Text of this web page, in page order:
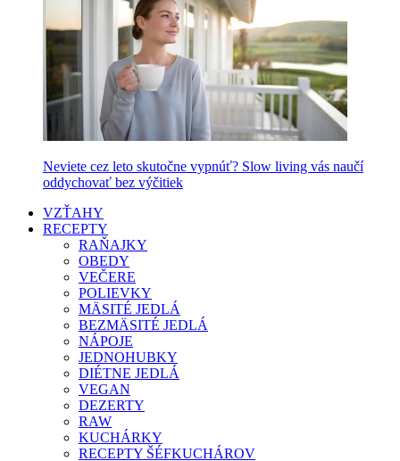
Neviete cez leto skutočne vypnúť? Slow living vás naučí
oddychovať bez výčitiek
VZŤAHY
RECEPTY
RAŇAJKY
OBEDY
VEČERE
POLIEVKY
MÄSITÉ JEDLÁ
BEZMÄSITÉ JEDLÁ
NÁPOJE
JEDNOHUBKY
DIÉTNE JEDLÁ
VEGAN
DEZERTY
RAW
KUCHÁRKY
RECEPTY ŠÉFKUCHÁROV